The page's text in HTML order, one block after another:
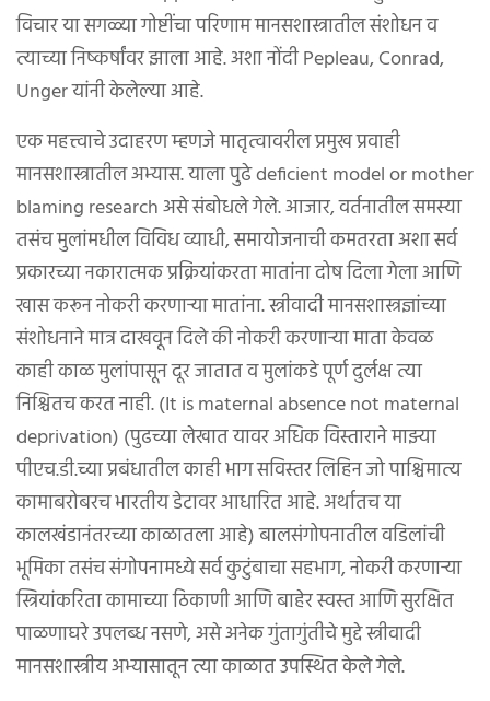
विचार या सगळ्या गोष्टींचा परिणाम मानसशास्त्रातील संशोधन व
त्याच्या निष्कर्षांवर झाला आहे. अशा नोंदी Pepleau, Conrad,
Unger यांनी केलेल्या आहे.
एक महत्त्वाचे उदाहरण म्हणजे मातृत्वावरील प्रमुख प्रवाही
मानसशास्त्रातील अभ्यास. याला पुढे deficient model or mother
blaming research असे संबोधले गेले. आजार, वर्तनातील समस्या
तसंच मुलांमधील विविध व्याधी, समायोजनाची कमतरता अशा सर्व
प्रकारच्या नकारात्मक प्रक्रियांकरता मातांना दोष दिला गेला आणि
खास करून नोकरी करणाऱ्या मातांना. स्त्रीवादी मानसशास्त्रज्ञांच्या
संशोधनाने मात्र दाखवून दिले की नोकरी करणाऱ्या माता केवळ
काही काळ मुलांपासून दूर जातात व मुलांकडे पूर्ण दुर्लक्ष त्या
निश्चितच करत नाही. (It is maternal absence not maternal
deprivation) (पुढच्या लेखात यावर अधिक विस्ताराने माझ्या
पीएच.डी.च्या प्रबंधातील काही भाग सविस्तर लिहिन जो पाश्चिमात्य
कामाबरोबरच भारतीय डेटावर आधारित आहे. अर्थातच या
कालखंडानंतरच्या काळातला आहे) बालसंगोपनातील वडिलांची
भूमिका तसंच संगोपनामध्ये सर्व कुटुंबाचा सहभाग, नोकरी करणाऱ्या
स्त्रियांकरिता कामाच्या ठिकाणी आणि बाहेर स्वस्त आणि सुरक्षित
पाळणाघरे उपलब्ध नसणे, असे अनेक गुंतागुंतीचे मुद्दे स्त्रीवादी
मानसशास्त्रीय अभ्यासातून त्या काळात उपस्थित केले गेले.